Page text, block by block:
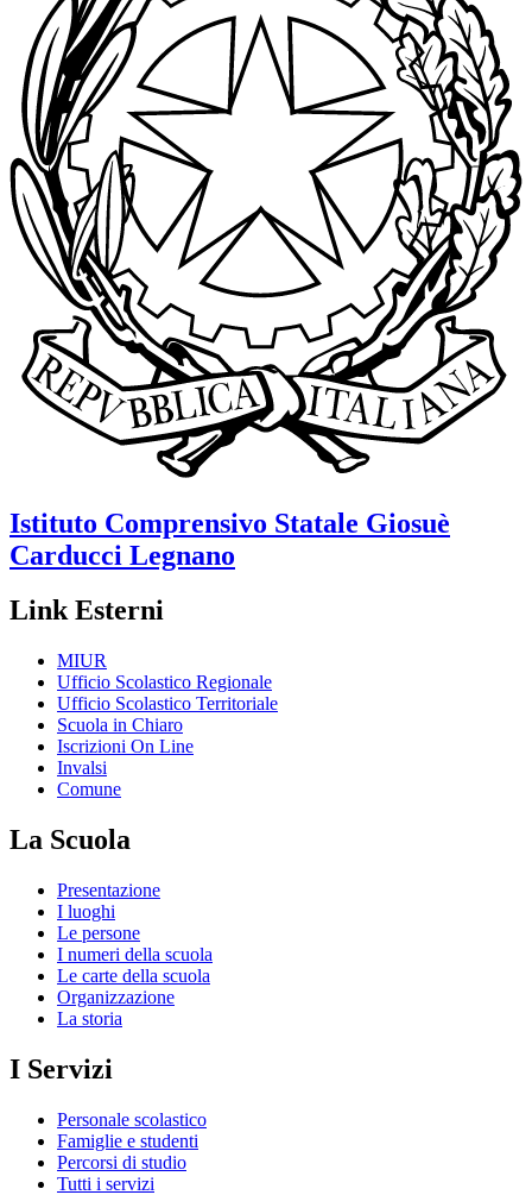
Istituto Comprensivo Statale Giosuè
Carducci Legnano
Link Esterni
MIUR
Ufficio Scolastico Regionale
Ufficio Scolastico Territoriale
Scuola in Chiaro
Iscrizioni On Line
Invalsi
Comune
La Scuola
Presentazione
I luoghi
Le persone
I numeri della scuola
Le carte della scuola
Organizzazione
La storia
I Servizi
Personale scolastico
Famiglie e studenti
Percorsi di studio
Tutti i servizi